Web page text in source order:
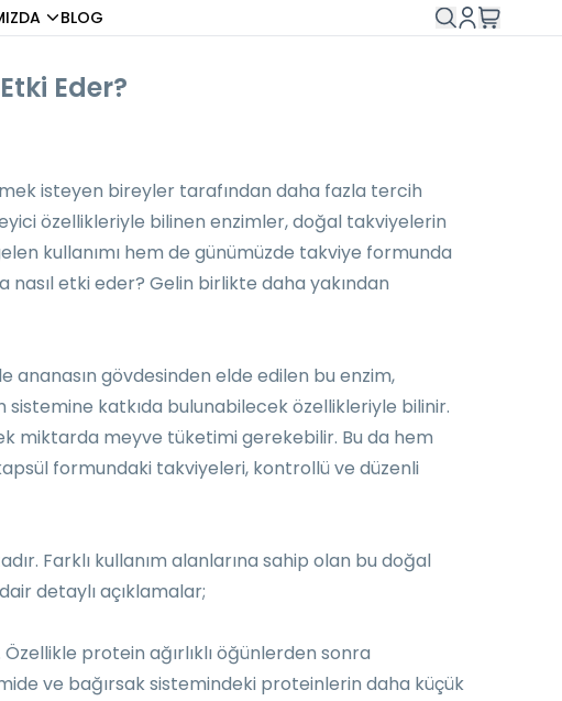
BLOG
Eder?
isteyen bireyler tarafından daha fazla tercih
özellikleriyle bilinen enzimler, doğal takviyelerin
kullanımı hem de günümüzde takviye formunda
etki eder? Gelin birlikte daha yakından
ananasın gövdesinden elde edilen bu enzim,
katkıda bulunabilecek özellikleriyle bilinir.
miktarda meyve tüketimi gerekebilir. Bu da hem
formundaki takviyeleri, kontrollü ve düzenli
Farklı kullanım alanlarına sahip olan bu doğal
detaylı açıklamalar;
protein ağırlıklı öğünlerden sonra
ve bağırsak sistemindeki proteinlerin daha küçük